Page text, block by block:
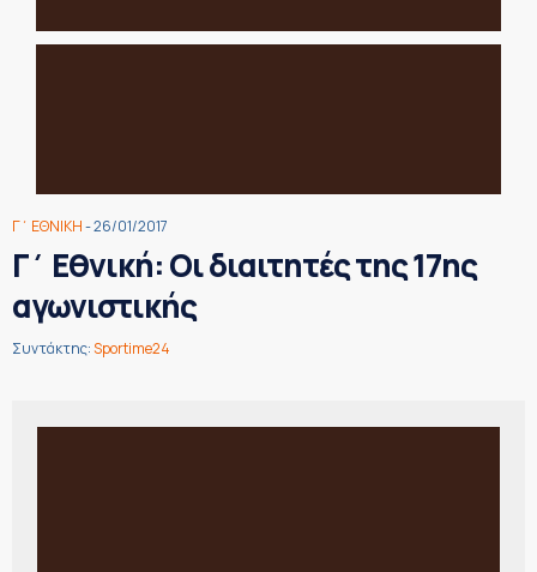
Γ΄ ΕΘΝΙΚΗ- 26/01/2017
Γ΄ Εθνική: Οι διαιτητές της 17ης
αγωνιστικής
Συντάκτης:Sportime24